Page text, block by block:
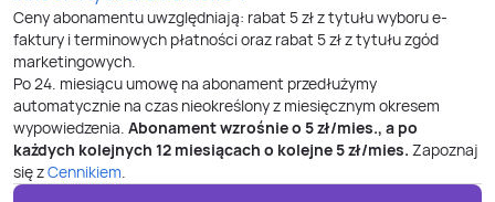
Ceny abonamentu uwzględniają: rabat 5 zł z tytułu wyboru e-
faktury i terminowych płatności oraz rabat 5 zł z tytułu zgód
marketingowych.
Po24. miesiącu umowę na abonament przedłużymy
automatycznie na czas nieokreślony z miesięcznym okresem
wypowiedzenia. Abonament wzrośnie o 5zł/mies., a po
każdych kolejnych 12 miesiącach o kolejne5zł/mies. Zapoznaj
się zCennikiem.